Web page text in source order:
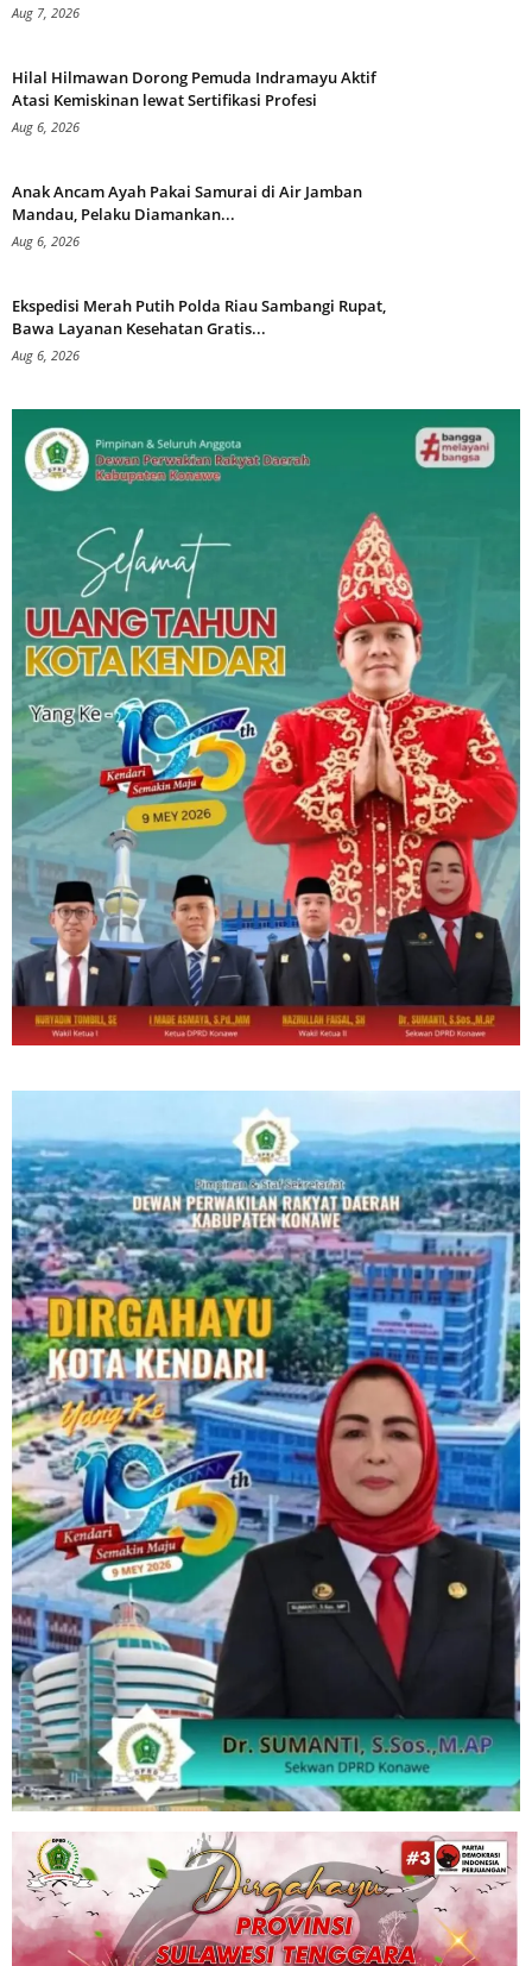
Aug 7, 2026
Hilal Hilmawan Dorong Pemuda Indramayu Aktif
Atasi Kemiskinan lewat Sertifikasi Profesi
Aug 6, 2026
Anak Ancam Ayah Pakai Samurai di Air Jamban
Mandau, Pelaku Diamankan...
Aug 6, 2026
Ekspedisi Merah Putih Polda Riau Sambangi Rupat,
Bawa Layanan Kesehatan Gratis...
Aug 6, 2026